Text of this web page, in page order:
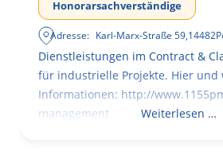
Honorarsachverständige
Adresse: Karl-Marx-Straße 59,14482
Dienstleistungen im Contract &
für industrielle Projekte. Hier und
Informationen: http://
management
Weiterlesen …